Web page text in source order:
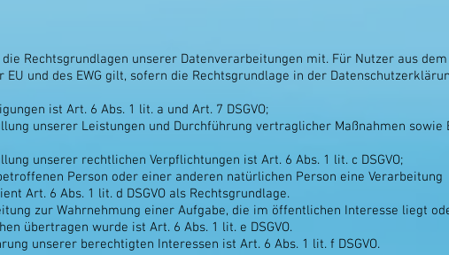
Rechtsgrundlagen unserer Datenverarbeitungen mit. Für Nutzer aus
EU und des EWG gilt, sofern die Rechtsgrundlage in der
ist Art. 6 Abs. 1 lit. a und Art. 7 DSGVO;
unserer Leistungen und Durchführung vertraglicher Maßnahmen sowie
unserer rechtlichen Verpflichtungen ist Art. 6 Abs. 1 lit. c DSGVO;
Person oder einer anderen natürlichen Person eine Verarbeitung
Art. 6 Abs. 1 lit. d DSGVO als Rechtsgrundlage.
zur Wahrnehmung einer Aufgabe, die im öffentlichen Interesse liegt
übertragen wurde ist Art. 6 Abs. 1 lit. e DSGVO.
unserer berechtigten Interessen ist Art. 6 Abs. 1 lit. f DSGVO.